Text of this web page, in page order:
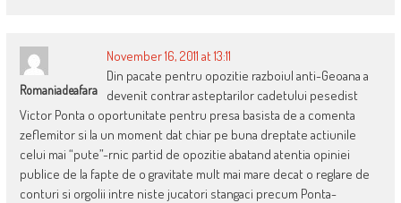
Romaniadeafara
November 16, 2011 at 13:11
Din pacate pentru opozitie razboiul anti-Geoana a
devenit contrar asteptarilor cadetului pesedist
Victor Ponta o oportunitate pentru presa basista de a comenta
zeflemitor si la un moment dat chiar pe buna dreptate actiunile
celui mai “pute”-rnic partid de opozitie abatand atentia opiniei
publice de la fapte de o gravitate mult mai mare decat o reglare de
conturi si orgolii intre niste jucatori stangaci precum Ponta-